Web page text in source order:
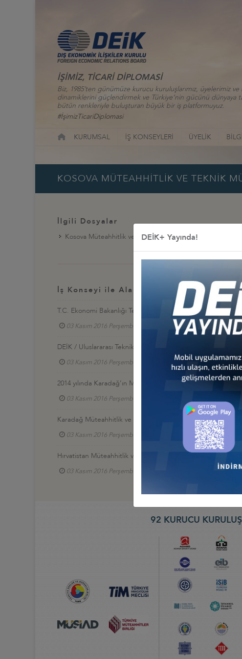
İŞİMİZ, TİCARİ DİPLOMASİ
Biz, 1985’ten günümüze kurucu kuruluşlarımız, üyelerimiz
dinamiklerini güçlendirmek ve Türkiye’nin gücünü dünyaya
bütün renkleriyle buluşturan büyük bir iş platformuyuz.
#İşimizTicariDiplomasi
KURUMSAL İŞ KONSEYLERİ ÜYELİK
KOSOVA MÜTEAHHİTLİK VE TEKNİK
İlgili Dosyalar
Kosova Müteahhitlik ve Teknik Müşavirlik Sektör Raporu
İş Konseyi ile Alakalı Diğer Bültenler
T.C. Ekonomi Bakanlığı Teknik Müşavirlik Hizmetleri Teşvikleri
03 Kasım 2016 Perşembe Uluslararası Teknik
DEİK / Uluslararası Teknik Müşavirlik İş Konseyi Üyeleri
03 Kasım 2016 Perşembe Uluslararası Teknik
2014 yılında Karadağ’ın Müteahhitlik ve Teknik Müşavirlik
03 Kasım 2016 Perşembe Uluslararası Teknik Müşavirlik
Karadağ Müteahhitlik ve Teknik Müşavirlik Sektör Raporu
03 Kasım 2016 Perşembe Uluslararası Teknik
Hırvatistan Müteahhitlik ve Teknik Müşavirlik Sektörü Raporu
03 Kasım 2016 Perşembe Uluslararası Teknik
92 KURUCU
DEİK+ Yayında!